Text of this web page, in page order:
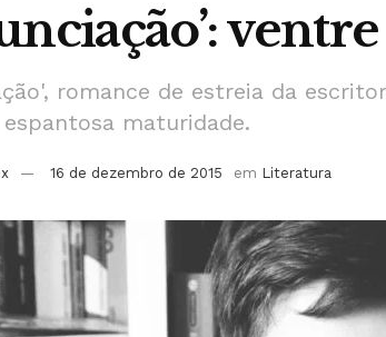
romance de estreia da
maturidade.
16 de dezembro de 2015 em Literatura